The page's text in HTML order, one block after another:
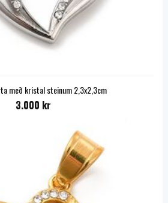
með kristal steinum 2,3x2,3cm
3.000 kr